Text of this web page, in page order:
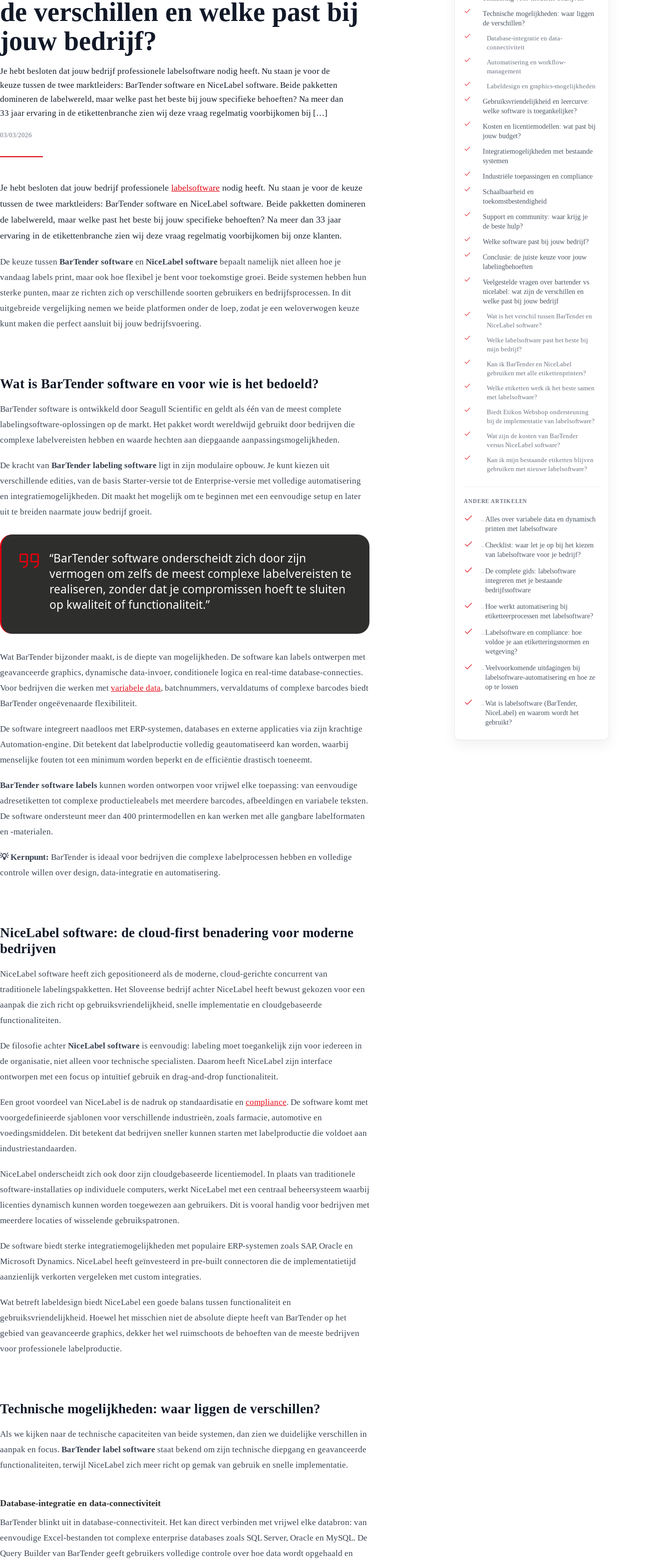
ADR etiketten
Ronde etiketten
Kortingsstickers
Blanco etiketten
Formaat etiketten (diameter)
Dia 29 sluitzegel
Belijming
Permanent
Afneembaar
de verschillen en welke past bij
jouw bedrijf?
Je hebt besloten dat jouw bedrijf professionele labelsoftware nodig heeft. Nu staan je voor de
keuze tussen de twee marktleiders: BarTender software en NiceLabel software. Beide pakketten
domineren de labelwereld, maar welke past het beste bij jouw specifieke behoeften? Na meer dan
33 jaar ervaring in de etikettenbranche zien wij deze vraag regelmatig voorbijkomen bij […]
03/03/2026
Je hebt besloten dat jouw bedrijf professionele labelsoftware nodig heeft. Nu staan je voor de keuze
tussen de twee marktleiders: BarTender software en NiceLabel software. Beide pakketten domineren
de labelwereld, maar welke past het beste bij jouw specifieke behoeften? Na meer dan 33 jaar
ervaring in de etikettenbranche zien wij deze vraag regelmatig voorbijkomen bij onze klanten.
De keuze tussen BarTender software en NiceLabel software bepaalt namelijk niet alleen hoe je
vandaag labels print, maar ook hoe flexibel je bent voor toekomstige groei. Beide systemen hebben hun
sterke punten, maar ze richten zich op verschillende soorten gebruikers en bedrijfsprocessen. In dit
uitgebreide vergelijking nemen we beide platformen onder de loep, zodat je een weloverwogen keuze
kunt maken die perfect aansluit bij jouw bedrijfsvoering.
Wat is BarTender software en voor wie is het bedoeld?
BarTender software is ontwikkeld door Seagull Scientific en geldt als één van de meest complete
labelingsoftware-oplossingen op de markt. Het pakket wordt wereldwijd gebruikt door bedrijven die
complexe labelvereisten hebben en waarde hechten aan diepgaande aanpassingsmogelijkheden.
De kracht van BarTender labeling software ligt in zijn modulaire opbouw. Je kunt kiezen uit
verschillende edities, van de basis Starter-versie tot de Enterprise-versie met volledige automatisering
en integratiemogelijkheden. Dit maakt het mogelijk om te beginnen met een eenvoudige setup en later
uit te breiden naarmate jouw bedrijf groeit.
“BarTender software onderscheidt zich door zijn
vermogen om zelfs de meest complexe labelvereisten te
realiseren, zonder dat je compromissen hoeft te sluiten
op kwaliteit of functionaliteit.”
Wat BarTender bijzonder maakt, is de diepte van mogelijkheden. De software kan labels ontwerpen met
geavanceerde graphics, dynamische data-invoer, conditionele logica en real-time database-connecties.
Voor bedrijven die werken met variabele data, batchnummers, vervaldatums of complexe barcodes biedt
BarTender ongeëvenaarde flexibiliteit.
De software integreert naadloos met ERP-systemen, databases en externe applicaties via zijn krachtige
Automation-engine. Dit betekent dat labelproductie volledig geautomatiseerd kan worden, waarbij
menselijke fouten tot een minimum worden beperkt en de efficiëntie drastisch toeneemt.
BarTender software labels kunnen worden ontworpen voor vrijwel elke toepassing: van eenvoudige
adresetiketten tot complexe productieleabels met meerdere barcodes, afbeeldingen en variabele teksten.
De software ondersteunt meer dan 400 printermodellen en kan werken met alle gangbare labelformaten
en -materialen.
💡 Kernpunt: BarTender is ideaal voor bedrijven die complexe labelprocessen hebben en volledige
controle willen over design, data-integratie en automatisering.
NiceLabel software: de cloud-first benadering voor moderne
bedrijven
NiceLabel software heeft zich gepositioneerd als de moderne, cloud-gerichte concurrent van
traditionele labelingspakketten. Het Sloveense bedrijf achter NiceLabel heeft bewust gekozen voor een
aanpak die zich richt op gebruiksvriendelijkheid, snelle implementatie en cloudgebaseerde
functionaliteiten.
De filosofie achter NiceLabel software is eenvoudig: labeling moet toegankelijk zijn voor iedereen in
de organisatie, niet alleen voor technische specialisten. Daarom heeft NiceLabel zijn interface
ontworpen met een focus op intuïtief gebruik en drag-and-drop functionaliteit.
Een groot voordeel van NiceLabel is de nadruk op standaardisatie en compliance. De software komt met
voorgedefinieerde sjablonen voor verschillende industrieën, zoals farmacie, automotive en
voedingsmiddelen. Dit betekent dat bedrijven sneller kunnen starten met labelproductie die voldoet aan
industriestandaarden.
NiceLabel onderscheidt zich ook door zijn cloudgebaseerde licentiemodel. In plaats van traditionele
software-installaties op individuele computers, werkt NiceLabel met een centraal beheersysteem waarbij
licenties dynamisch kunnen worden toegewezen aan gebruikers. Dit is vooral handig voor bedrijven met
meerdere locaties of wisselende gebruikspatronen.
De software biedt sterke integratiemogelijkheden met populaire ERP-systemen zoals SAP, Oracle en
Microsoft Dynamics. NiceLabel heeft geïnvesteerd in pre-built connectoren die de implementatietijd
aanzienlijk verkorten vergeleken met custom integraties.
Wat betreft labeldesign biedt NiceLabel een goede balans tussen functionaliteit en
gebruiksvriendelijkheid. Hoewel het misschien niet de absolute diepte heeft van BarTender op het
gebied van geavanceerde graphics, dekker het wel ruimschoots de behoeften van de meeste bedrijven
voor professionele labelproductie.
Technische mogelijkheden: waar liggen de verschillen?
Als we kijken naar de technische capaciteiten van beide systemen, dan zien we duidelijke verschillen in
aanpak en focus. BarTender label software staat bekend om zijn technische diepgang en geavanceerde
functionaliteiten, terwijl NiceLabel zich meer richt op gemak van gebruik en snelle implementatie.
Database-integratie en data-connectiviteit
BarTender blinkt uit in database-connectiviteit. Het kan direct verbinden met vrijwel elke databron: van
eenvoudige Excel-bestanden tot complexe enterprise databases zoals SQL Server, Oracle en MySQL. De
Query Builder van BarTender geeft gebruikers volledige controle over hoe data wordt opgehaald en
Technische mogelijkheden: waar liggen
de verschillen?
Database-integratie en data-
connectiviteit
Automatisering en workflow-
management
Labeldesign en graphics-mogelijkheden
Gebruiksvriendelijkheid en leercurve:
welke software is toegankelijker?
Kosten en licentiemodellen: wat past bij
jouw budget?
Integratiemogelijkheden met bestaande
systemen
Industriële toepassingen en compliance
Schaalbaarheid en
toekomstbestendigheid
Support en community: waar krijg je
de beste hulp?
Welke software past bij jouw bedrijf?
Conclusie: de juiste keuze voor jouw
labelingbehoeften
Veelgestelde vragen over bartender vs
nicelabel: wat zijn de verschillen en
welke past bij jouw bedrijf
Wat is het verschil tussen BarTender en
NiceLabel software?
Welke labelsoftware past het beste bij
mijn bedrijf?
Kan ik BarTender en NiceLabel
gebruiken met alle etikettenprinters?
Welke etiketten werk ik het beste samen
met labelsoftware?
Biedt Etikon Webshop ondersteuning
bij de implementatie van labelsoftware?
Wat zijn de kosten van BarTender
versus NiceLabel software?
Kan ik mijn bestaande etiketten blijven
gebruiken met nieuwe labelsoftware?
ANDERE ARTIKELEN
Alles over variabele data en dynamisch
printen met labelsoftware
Checklist: waar let je op bij het kiezen
van labelsoftware voor je bedrijf?
De complete gids: labelsoftware
integreren met je bestaande
bedrijfssoftware
Hoe werkt automatisering bij
etiketteerprocessen met labelsoftware?
Labelsoftware en compliance: hoe
voldoe je aan etiketteringsnormen en
wetgeving?
Veelvoorkomende uitdagingen bij
labelsoftware-automatisering en hoe ze
op te lossen
Wat is labelsoftware (BarTender,
NiceLabel) en waarom wordt het
gebruikt?